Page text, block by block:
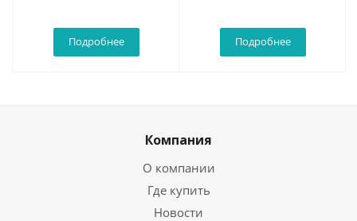
Подробнее Подробнее
Компания
О компании
Где купить
Новости